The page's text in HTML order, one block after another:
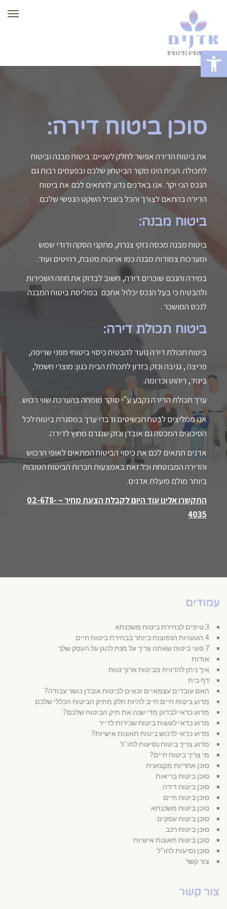
פתח סרגל נגישות
סוכן ביטוח דירה:
את ביטוח הדירה אפשר לחלק לשניים: ביטוח מבנה וביטוח
לתכולה. הבית הינו מקור הביטחון שלכם ובפעמים רבות גם
הנכס הכי יקר. אנו באדנים נדע להתאים לכם את ביטוח
הדירה בהתאם לצורך והכל בשביל השקט הנפשי שלכם.
ביטוח מבנה:
ביטוח מבנה מכסה נזקי צנרת, מתקני הסקה ודודי שמש
ומערכות צמודות מבנה כמו ארונות מטבח, רהיטים ועוד.
במידה והנכם שוכרים דירה, חשוב לבדוק את חוזה השכירות
ולהבטיח כי בעל הנכס יכלול אתכם בפוליסת ביטוח המבנה
לנכס המושכר .
ביטוח תכולת דירה:
ביטוח תכולת דירה נועד להבטיח כיסוי ביטוחי מפני שריפה,
פריצה , גניבה ונזק בזדון לתכולת הבית כגון: מוצרי חשמל,
ביגוד, ריהוט וכדומה.
ערך תכולת הדירה נקבע ע"י סוקר מומחה בהערכת שווי רכוש.
אנו ממליצים לבטח תכשיטים ודברי ערך במסגרת ביטוח לכל
הסיכונים המכסה גם אובדן ונזק שנגרם מחוץ לדירה.
אדנים תתאים לכם את כיסוי הביטוח המתאים לאופי הרכוש
והדירה המבוטחת וכל זאת באמצעות חברות הביטוח הטובות
ביותר מולם פועלת אדנים.
התקשרו אלינו עוד היום לקבלת הצעת מחיר – 02-678-
4035
עמודים
3 טיפים לבחירת ביטוח משכנתא
4 הטעויות הנפוצות ביותר בבחירת ביטוח חיים
7 סוגי ביטוח שאתה צריך על מנת להגן על העסק שלך
אודות
איך ניתן להרוויח מביטוח ארוך טווח
דף בית
האם עובדים עצמאיים זכאים לביטוח אובדן כושר עבודה?
מדוע ביטוח חיים חייב להיות חלק מתיק הביטוח הכללי שלכם
מדוע כדאי לבדוק מדי שנה את תיק הביטוח שלכם?
מדוע כדאי לעשות ביטוח שכירות לדייר
מדוע כדאי לרכוש ביטוח תאונות אישיות?
מדוע צריך ביטוח נסיעות לחו"ל
מי צריך ביטוח חיים?
סוכן אחריות מקצועית
סוכן ביטוח בריאות
סוכן ביטוח דירה
סוכן ביטוח חיים
סוכן ביטוח משכנתא
סוכן ביטוח עסקים
סוכן ביטוח רכב
סוכן ביטוח תאונות אישיות
סוכן נסיעות לחו"ל
צור קשר
צור קשר